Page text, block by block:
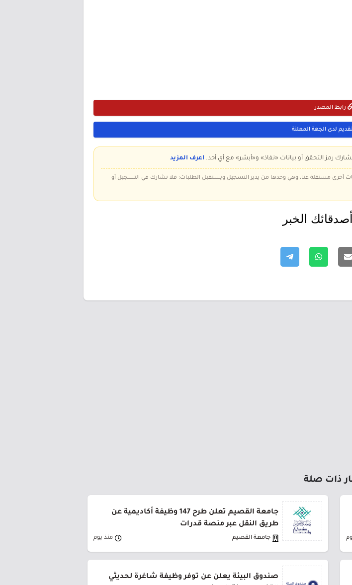
رابط المصدر
لدى الجهة المعلنة
رمز التحقق أو بيانات «نفاذ» و«أبشر» مع أي أحد. اعرف المزيد
أخرى مستقلة عنا، وهي وحدها من يدير التسجيل ويستقبل الطلبات؛ فلا نشارك في التسجيل أو
الخبر
ذات صلة
جامعة القصيم تعلن طرح 147 وظيفة أكاديمية عن
طريق النقل عبر منصة قدرات
جامعة القصيم منذ يوم
صندوق البيئة يعلن عن توفر وظيفة شاغرة لحديثي